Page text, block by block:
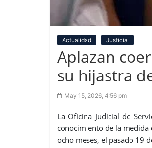
Actualidad Justicia
Aplazan
su hijastra
May 15, 2026, 4:56 pm
La Oficina Judicial de
conocimiento de la medida
ocho meses, el pasado 19